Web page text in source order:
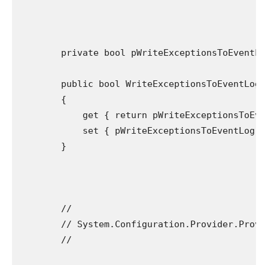
private bool
        public bool WriteExceptionsToEventLog
        {
get { return
set { pWriteExceptionsToEventLog
        }
        //
//
        //